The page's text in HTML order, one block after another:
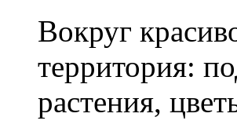
Вокруг
территория:
растения,